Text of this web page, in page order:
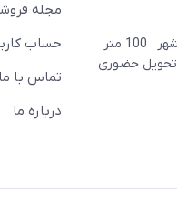
بوشهر - چهار راه تامین اجتماعی به سمت ریشهر ، 100 متر
حضوری
مجله
حساب
تماس با ما
درباره ما